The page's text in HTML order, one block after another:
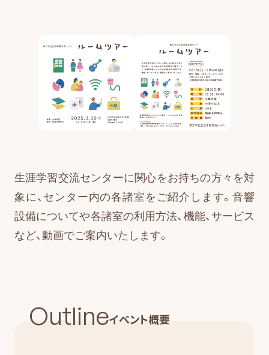
生涯学習交流センターに関心をお持ちの方々を対
象に、センター内の各諸室をご紹介します。音響
設備についてや各諸室の利用方法、機能、サービス
など、動画でご案内いたします。
Outlineイベント概要